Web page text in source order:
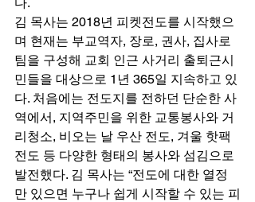
김 목사는 2018년 피켓전도를 시작했으
며 현재는 부교역자, 장로, 권사, 집사로
팀을 구성해 교회 인근 사거리 출퇴근시
민들을 대상으로 1년 365일 지속하고 있
다. 처음에는 전도지를 전하던 단순한 사
역에서, 지역주민을 위한 교통봉사와 거
리청소, 비오는 날 우산 전도, 겨울 핫팩
전도 등 다양한 형태의 봉사와 섬김으로
발전했다. 김 목사는 “전도에 대한 열정
만 있으면 누구나 쉽게 시작할 수 있는 피